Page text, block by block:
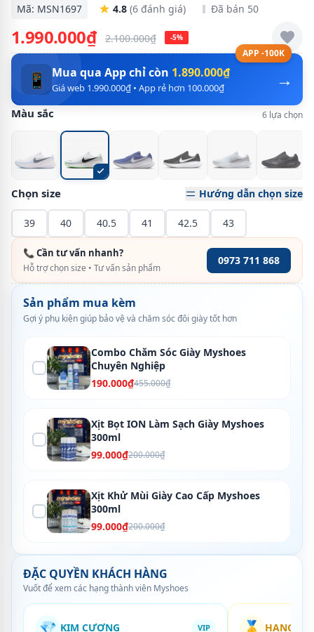
Mã: MSN1697 4.8 (6 đánh giá) Đã bán 50
1.990.000₫ 2.100.000₫ -5%
APP -100K
→
📱 Mua qua App chỉ còn 1.890.000₫
Giá web 1.990.000₫ • App rẻ hơn 100.000₫
Màu sắc 6 lựa chọn
Chọn size Hướng dẫn chọn size
39 40 40.5 41 42.5 43
📞 Cần tư vấn nhanh?
Hỗ trợ chọn size • Tư vấn sản phẩm
0973 711 868
Sản phẩm mua kèm
Gợi ý phụ kiện giúp bảo vệ và chăm sóc đôi giày tốt hơn
Combo Chăm Sóc Giày Myshoes
Chuyên Nghiệp
190.000₫455.000₫
Xịt Bọt ION Làm Sạch Giày Myshoes
300ml
99.000₫200.000₫
Xịt Khử Mùi Giày Cao Cấp Myshoes
300ml
99.000₫200.000₫
ĐẶC QUYỀN KHÁCH HÀNG
Vuốt để xem các hạng thành viên Myshoes
💎 KIM CƯƠNG VIP 🥇 HẠNG